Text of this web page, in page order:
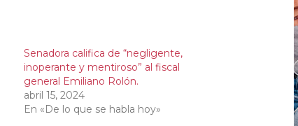
Senadora califica de “negligente,
inoperante y mentiroso” al fiscal
general Emiliano Rolón.
abril 15, 2024
En «De lo que se habla hoy»